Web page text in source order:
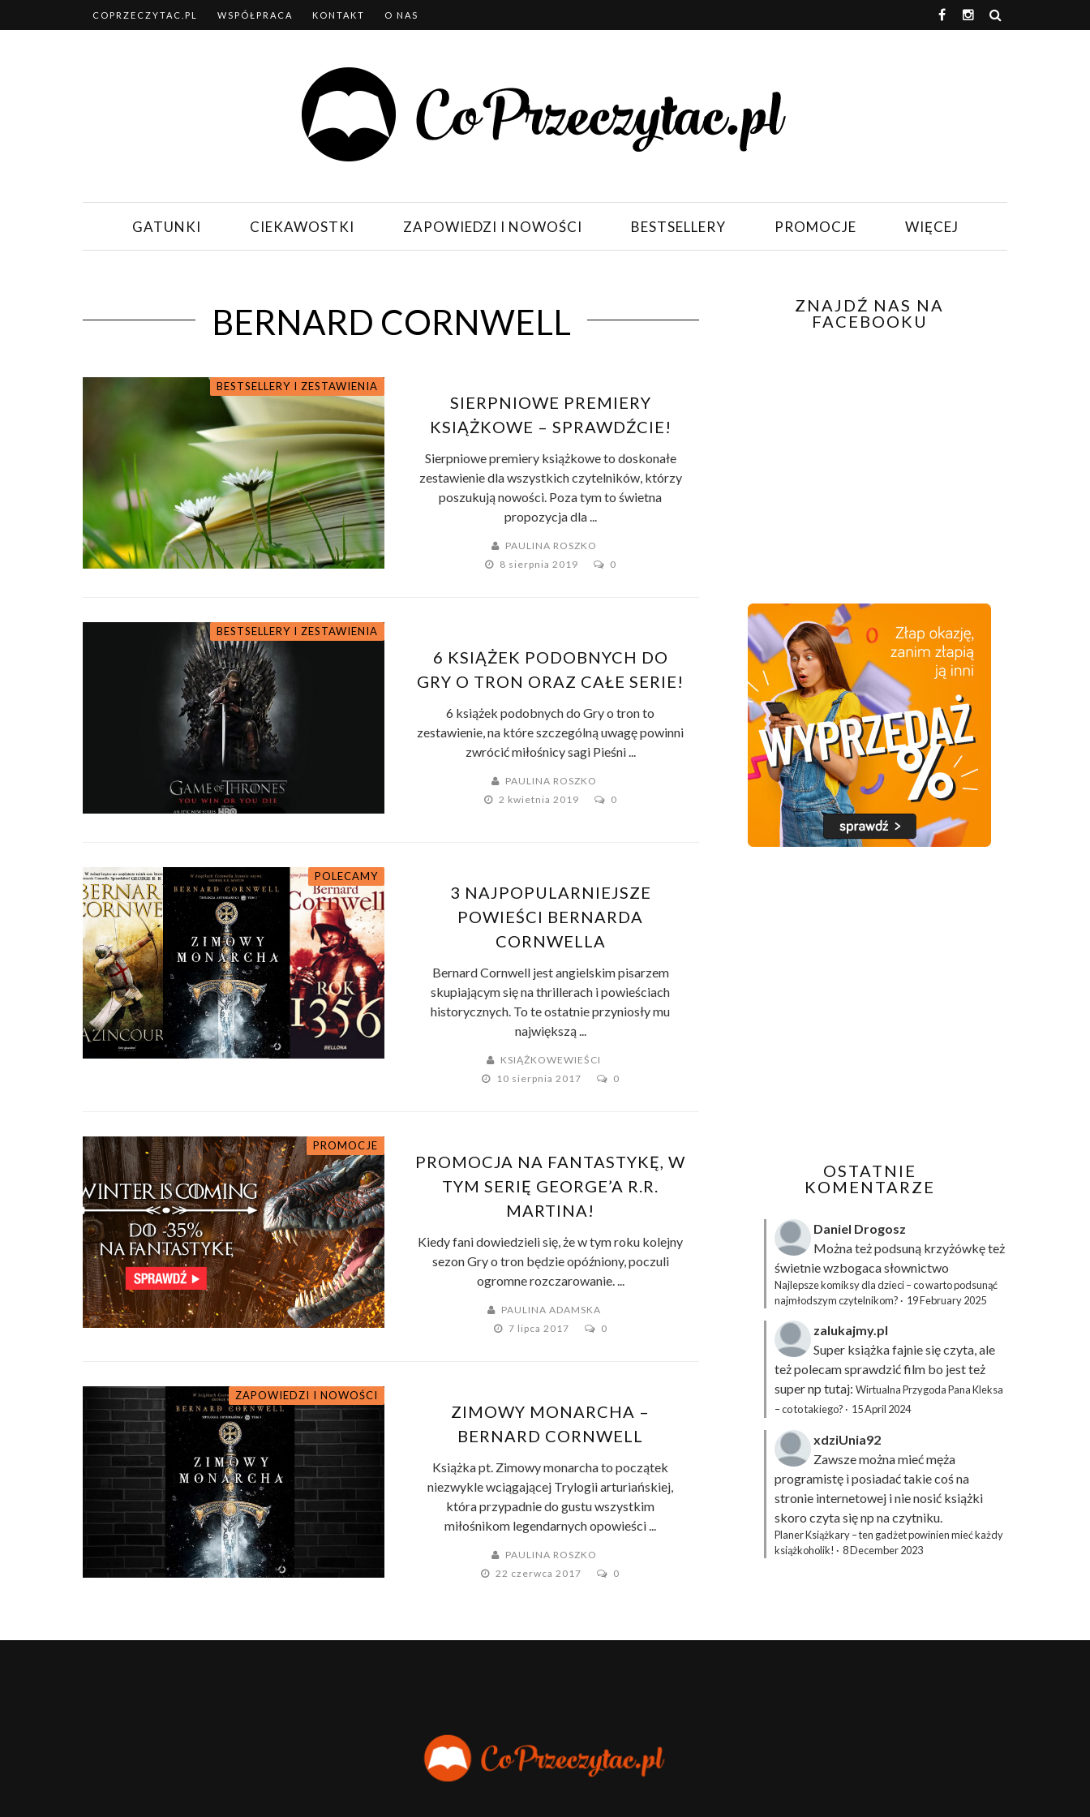
COPRZECZYTAC.PL WSPÓŁPRACA KONTAKT O NAS
GATUNKI CIEKAWOSTKI ZAPOWIEDZI I NOWOŚCI BESTSELLERY PROMOCJE WIĘCEJ
BERNARD CORNWELL
BESTSELLERY I ZESTAWIENIA
SIERPNIOWE PREMIERY
KSIĄŻKOWE – SPRAWDŹCIE!
Sierpniowe premiery książkowe to doskonałe
zestawienie dla wszystkich czytelników, którzy
poszukują nowości. Poza tym to świetna
propozycja dla ...
PAULINA ROSZKO
8 sierpnia 2019
0
BESTSELLERY I ZESTAWIENIA
6 KSIĄŻEK PODOBNYCH DO
GRY O TRON ORAZ CAŁE SERIE!
6 książek podobnych do Gry o tron to
zestawienie, na które szczególną uwagę powinni
zwrócić miłośnicy sagi Pieśni ...
PAULINA ROSZKO
2 kwietnia 2019
0
POLECAMY
3 NAJPOPULARNIEJSZE
POWIEŚCI BERNARDA
CORNWELLA
Bernard Cornwell jest angielskim pisarzem
skupiającym się na thrillerach i powieściach
historycznych. To te ostatnie przyniosły mu
największą ...
KSIĄŻKOWEWIEŚCI
10 sierpnia 2017
0
PROMOCJE
PROMOCJA NA FANTASTYKĘ, W
TYM SERIĘ GEORGE’A R.R.
MARTINA!
Kiedy fani dowiedzieli się, że w tym roku kolejny
sezon Gry o tron będzie opóźniony, poczuli
ogromne rozczarowanie. ...
PAULINA ADAMSKA
7 lipca 2017
0
ZAPOWIEDZI I NOWOŚCI
ZIMOWY MONARCHA –
BERNARD CORNWELL
Książka pt. Zimowy monarcha to początek
niezwykle wciągającej Trylogii arturiańskiej,
która przypadnie do gustu wszystkim
miłośnikom legendarnych opowieści ...
PAULINA ROSZKO
22 czerwca 2017
0
ZNAJDŹ NAS NA
FACEBOOKU
OSTATNIE
KOMENTARZE
Daniel Drogosz
Można też podsuną krzyżówkęteż
świetnie wzbogaca słownictwo
Najlepsze komiksy dla dzieci – co warto podsunąć
najmłodszym czytelnikom? · 19 February 2025
zalukajmy.pl
Super książka fajnie się czyta, ale
też polecam sprawdzić film bo jest też
super np tutaj: Wirtualna Przygoda Pana Kleksa
– co to takiego? · 15 April 2024
xdziUnia92
Zawsze można mieć męża
programistę i posiadać takie coś na
stronie internetowej i nie nosić książki
skoro czyta się np na czytniku.
Planer Książkary – ten gadżet powinien mieć każdy
książkoholik! · 8 December 2023